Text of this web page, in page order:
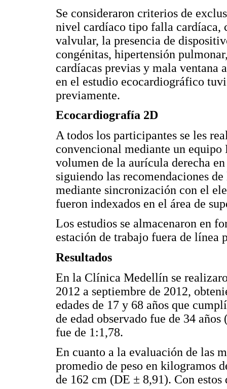
Se consideraron criterios de
nivel cardíaco tipo falla cardíaca,
valvular, la presencia de
congénitas, hipertensión
cardíacas previas y mala ventana
en el estudio ecocardiográfico
previamente.
Ecocardiografía 2D
A todos los participantes se les
convencional mediante un
volumen de la aurícula derecha
siguiendo las recomendaciones
mediante sincronización con el
fueron indexados en el área de
Los estudios se almacenaron en
estación de trabajo fuera de línea
Resultados
En la Clínica Medellín se
2012 a septiembre de 2012,
edades de 17 y 68 años que
de edad observado fue de 34
fue de 1:1,78.
En cuanto a la evaluación de las
promedio de peso en kilogramos
de 162 cm (DE ± 8,91). Con